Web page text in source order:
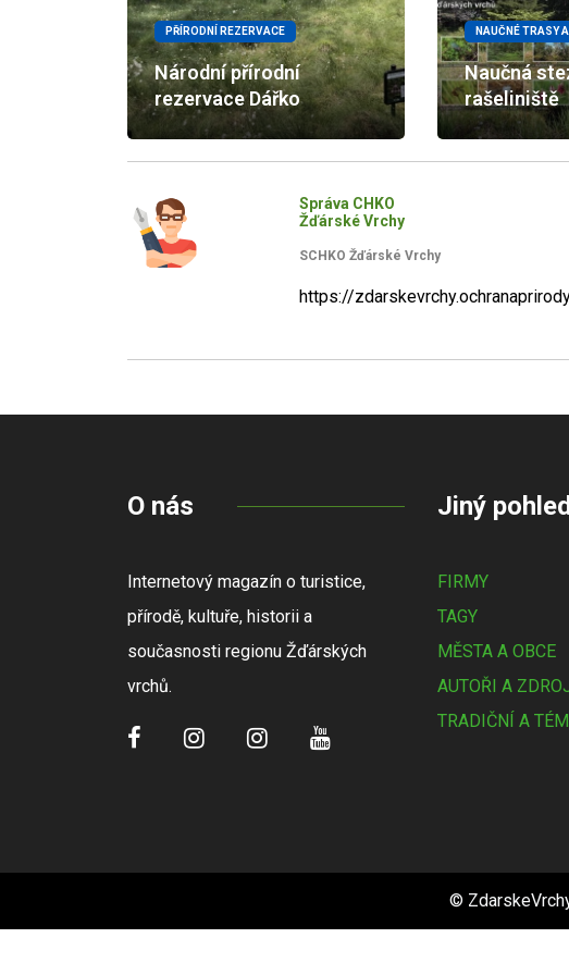
PŘÍRODNÍ REZERVACE
Národní přírodní
rezervace Dářko
NAUČNÉ TRASY
Naučná
rašeliniště
Správa CHKO
Žďárské Vrchy
SCHKO Žďárské Vrchy
https://
O nás
Internetový magazín o turistice,
přírodě, kultuře, historii a
současnosti regionu Žďárských
vrchů.
Jiný pohled
FIRMY
TAGY
MĚSTA A OBCE
AUTOŘI A
TRADIČNÍ A
©